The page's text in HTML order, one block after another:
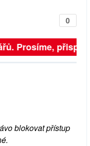
0
přispějte. ➥
blokovat přístup